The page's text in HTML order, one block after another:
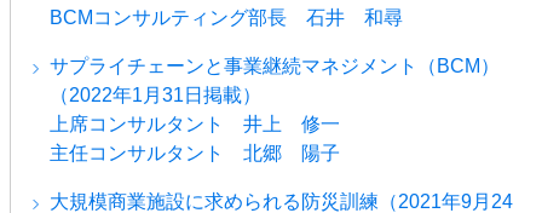
BCMコンサルティング部長 石井 和尋
サプライチェーンと事業継続マネジメント（BCM）
（2022年1月31日掲載）
上席コンサルタント 井上 修一
主任コンサルタント 北郷 陽子
大規模商業施設に求められる防災訓練（2021年9月24